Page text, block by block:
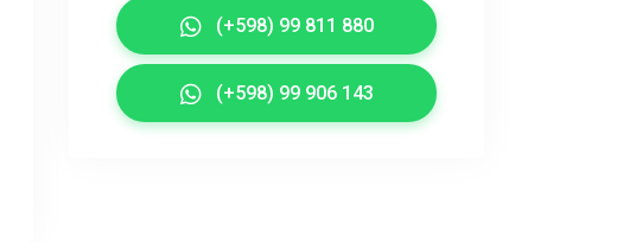
(+598) 99 811 880
(+598) 99 906 143